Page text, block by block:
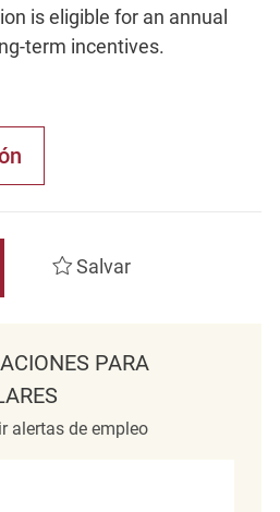
is eligible for an annual
term incentives.
Salvar
PARA
alertas de empleo